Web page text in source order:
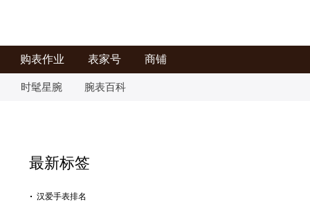
购表作业 表家号 商铺
时髦星腕 腕表百科
最新标签
汉爱手表排名